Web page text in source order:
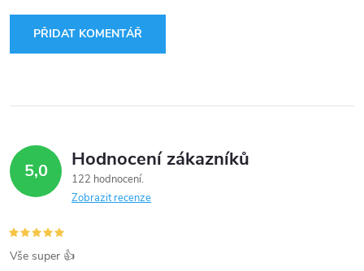
PŘIDAT KOMENTÁŘ
5,0 Hodnocení zákazníků
122 hodnocení
Zobrazit recenze
Vše super 👍